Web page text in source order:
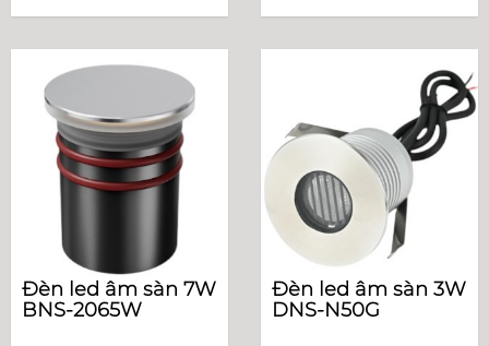
Đèn led âm sàn 7W
BNS-2065W
Đèn led âm sàn 3W
DNS-N50G